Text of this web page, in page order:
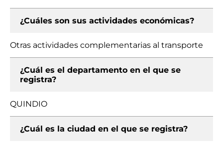
¿Cuáles son sus actividades económicas?
Otras actividades complementarias al transporte
¿Cuál es el departamento en el que se
registra?
QUINDIO
¿Cuál es la ciudad en el que se registra?